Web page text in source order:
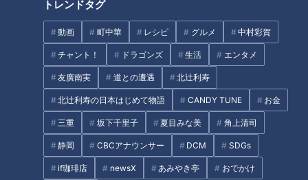
トレンドタグ
動画 町中華 レシピ グルメ 中村彩賀
チャント！ ドラゴンズ 生活 エンタメ
友廣南実 道との遭遇 北辻利寿
北辻利寿の日本はじめて物語 CANDY TUNE お金
三重 坂下千里子 夏目みな美 角上清司
静岡 CBCアナウンサー DCM SDGs
if珈琲店 newsX あみやき亭 おでかけ
CBCテレビ『チャント！』いただきます！ほぼ地元だけ 愛されFOOD
江戸時代創業の老舗和菓子店『松浦軒本店』。愛されフードの
『カステーラ』は、全面にこんがりと焼き目がついた、あまり
お目にかかれないタイプのカステラです。